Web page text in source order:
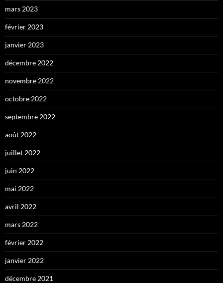
mars 2023
février 2023
janvier 2023
décembre 2022
novembre 2022
octobre 2022
septembre 2022
août 2022
juillet 2022
juin 2022
mai 2022
avril 2022
mars 2022
février 2022
janvier 2022
décembre 2021